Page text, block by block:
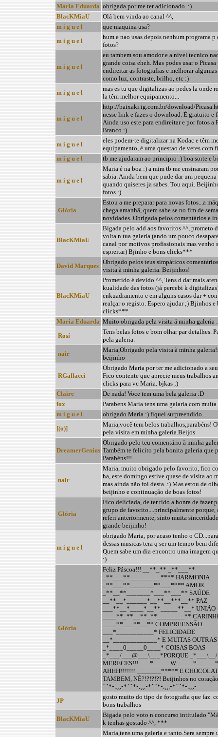
Maria Eduarda obrigada por me ter adicionado. :)
BlacKMiaU
Olá bem vinda ao canal ^^,
m i g u e l
que maquina usa?
m i g u e l
hum e nao usas depois nenhum programa p
fotos?
m i g u e l
eu tambem sou amodor e a nivel tecnico
grande coisa eheh. Mas podes usar o Picasa
endireitar as fotografias e melhorar algumas
como luz, contraste, brilho, etc :)
m i g u e l
mas es tu que digitalizas ao pedes la onde
la têm melhor equipamento...
m i g u e l
http://baixaki.ig.com.br/download/
nesse link e fazes o download. É gratuito e
Ainda uso este para endireitar e por fotos a
Branco :)
m i g u e l
eles podem-te digitalizar na Kodac e têm
equipamento, é uma questao de veres com
m i g u e l
tb me ajudaram ao principio :) boa sorte e
m i g u e l
Maria é na boa :) a mim tb me ensinaram
sabia. Ainda bem que pude dar um pequena
quando quiseres ja sabes. Tou aqui.
fotos :)
Glória
Estou a me preparar para novas fotos...a
chega amanhã, quem sabe se no fim de
novidades. Obrigada pelos comentários e
BlacKMiaU
Bigada pelo add aos favoritos ^^, prometo
volta n tua galeria (ando um pouco
canal por motivos profissionais mas venho
espreitar) Bjinho e bons clicks***
David Marques
Obrigado pelos teus simpáticos
visita à minha galeria. Beijinhos!
BlacKMiaU
Prometido é devido ^^, Tens d dar mais
kualidade das fotos (já percebi k
enkuadramento e em alguns casos dar +
realçar o registo. Espero ajudar ;) Bjinhos e
clicks***
Maria Eduarda Muito obrigada pela visita á minha galeria
Rosí
Tens belas fotos e bom olhar par detalhes.
pela galeria.
nair
Maria,Obrigado pela visita à minha
beijinho
RGallacci
Obrigado Maria por ter me adicionado a
Fico contente que aprecie meus trabalhos
clicks para vc Maria. bjkas ;)
Claire
De nada! Voce tem uma bela galeria :D
fox
Parabens Maria tens uma galaria com
m i g u e l
obrigado Maria :) fiquei surpreendido...
[(o)]
Maria,você tem belos trabalhos,parabéns!
pela visita em minha galeria.Beijos
DreamerGenius
Obrigado pelo teu comentário à minha
Também te felicito pela bonita galeria que
Parabéns!!!
nair
Maria, muito obrigado pelo favorito, fico
ha, este domingo estive quase de visita ao
mas ainda não foi desta..:) Mas estou de
beijinho e continuação de boas fotos!
Glória
Fico deliciada, de ter tido a honra de fazer
grupo de favorito....principalmente porque,
referi anteriormente, sinto muita
grande beijinho!
m i g u e l
obrigado Maria, por acaso tenho o
dessas musicas tera q ser um tempo bem
Quem sabe um dia encontro uma imagem
:)
Glória
Feliz Páscoa!!! __**_** _**___**
_**___**_________**** HARMONIA
_**___**_______**___**** AMOR
_**__**_______*___**___** SAÚDE
__**__*______*__**__***__** PAZ
___**__*____*__**_____**__* UNIÃO
____**_**__**_**________**
____**___**__** COMPREENSÃO
___*___________* FELICIDADE
__*_____________* E MUITAS OUTRAS
_*____0_____0____* COISAS BOAS
_*___/___@___\___*PORQUE
MERECES!!! ___*_____W_____*
AHHH!!!!!!!! _______***** E
TAMBEM, NÉ?!?!?!?! Beijinhos no
´¨`*•.¸¸.•*´¨`*•.¸¸.•*´¨`*•.¸¸.•*´¨`*•.¸¸.•
JP
gosto muito do tipo de fotografia que faz.
bons trabalhos
BlacKMiaU
Bigada pelo voto n concurso intitulado
k tenhas gostado ^^, ***
Maria,tens uma galeria e tanto.Sera sempre